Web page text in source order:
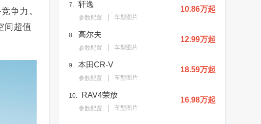
争力。
间超值
7. 轩逸
参数配置 车型图片
10.86万起
8. 高尔夫
参数配置 车型图片
12.99万起
9. 本田CR-V
参数配置 车型图片
18.59万起
10. RAV4荣放
参数配置 车型图片
16.98万起